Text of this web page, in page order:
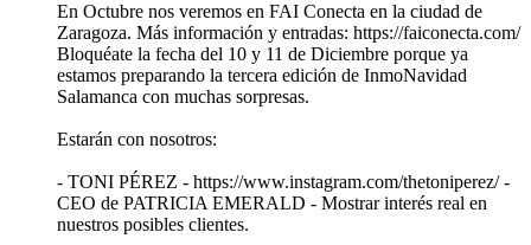
En Octubre nos veremos en FAI Conecta en la ciudad de
Zaragoza. Más información y entradas: https://faiconecta.com/
Bloquéate la fecha del 10 y 11 de Diciembre porque ya
estamos preparando la tercera edición de InmoNavidad
Salamanca con muchas sorpresas.
Estarán con nosotros:
- ⁠TONI PÉREZ⁠ - https://www.instagram.com/thetoniperez/ -
CEO de ⁠PATRICIA EMERALD⁠ - Mostrar interés real en
nuestros posibles clientes.